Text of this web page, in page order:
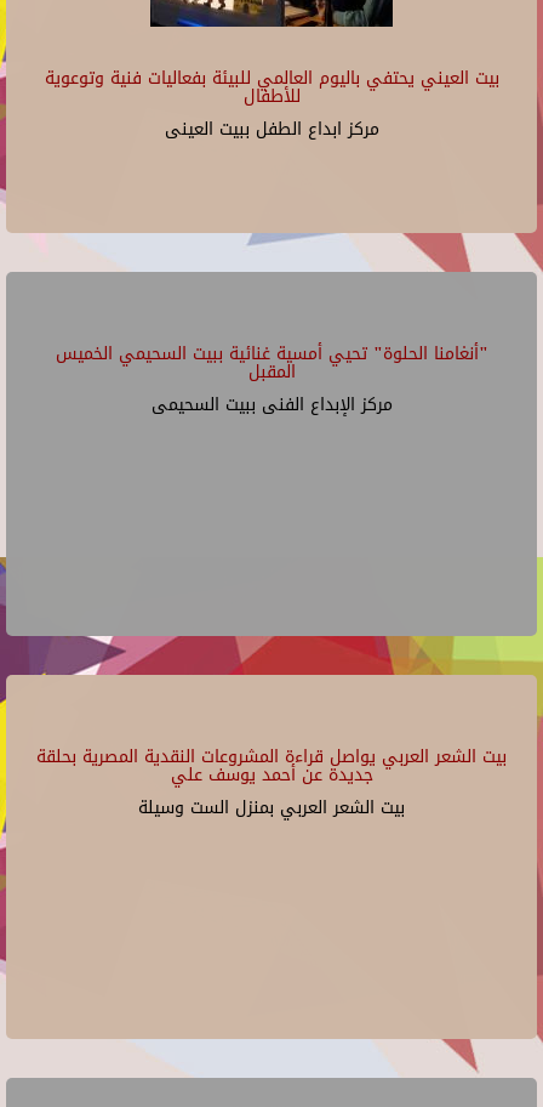
بيت العيني يحتفي باليوم العالمي للبيئة بفعاليات فنية وتوعوية
للأطفال
مركز ابداع الطفل ببيت العينى
"أنغامنا الحلوة" تحيي أمسية غنائية ببيت السحيمي الخميس
المقبل
مركز الإبداع الفنى ببيت السحيمى
بيت الشعر العربي يواصل قراءة المشروعات النقدية المصرية بحلقة
جديدة عن أحمد يوسف علي
بيت الشعر العربي بمنزل الست وسيلة